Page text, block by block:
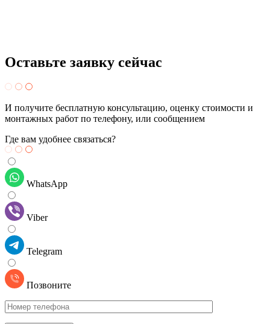
Оставьте заявку сейчас
И получите бесплатную консультацию, оценку стоимости и
монтажных работ по телефону, или сообщением
Где вам удобнее связаться?
WhatsApp
Viber
Telegram
Позвоните